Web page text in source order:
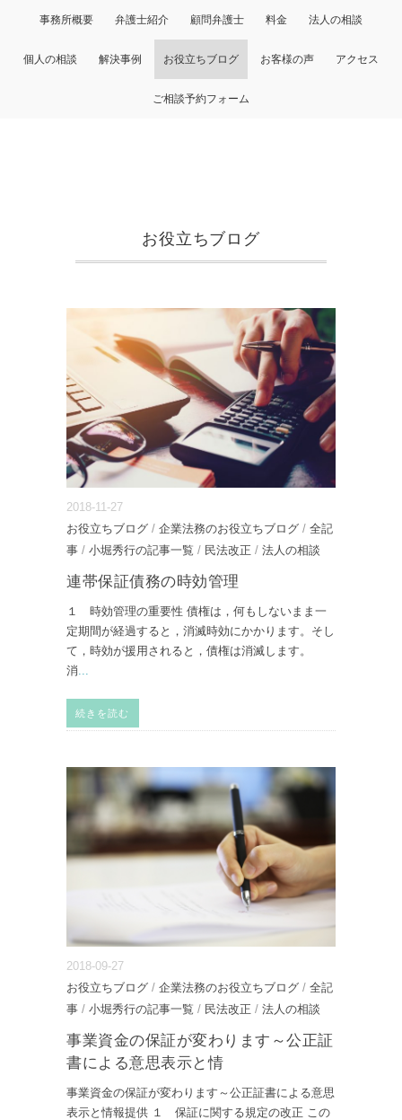
事務所概要 弁護士紹介 顧問弁護士 料金 法人の相談
個人の相談 解決事例 お役立ちブログ お客様の声 アクセス
ご相談予約フォーム
お役立ちブログ
2018-11-27
お役立ちブログ / 企業法務のお役立ちブログ / 全記
事 / 小堀秀行の記事一覧 / 民法改正 / 法人の相談
連帯保証債務の時効管理
１ 時効管理の重要性 債権は，何もしないまま一
定期間が経過すると，消滅時効にかかります。そし
て，時効が援用されると，債権は消滅します。
消...
続きを読む
2018-09-27
お役立ちブログ / 企業法務のお役立ちブログ / 全記
事 / 小堀秀行の記事一覧 / 民法改正 / 法人の相談
事業資金の保証が変わります～公正証
書による意思表示と情
事業資金の保証が変わります～公正証書による意思
表示と情報提供 １ 保証に関する規定の改正 この